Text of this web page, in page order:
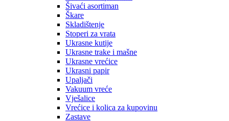
Šivaći asortiman
Škare
Skladištenje
Stoperi za vrata
Ukrasne kutije
Ukrasne trake i mašne
Ukrasne vrećice
Ukrasni papir
Upaljači
Vakuum vreće
Vješalice
Vrećice i kolica za kupovinu
Zastave